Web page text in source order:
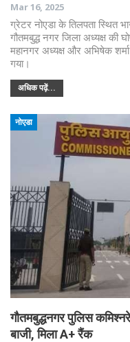
Mar 16, 2025
ग्रेटर नोएडा के तिलपता स्थित
गौतमबुद्ध नगर जिला अध्यक्ष की
महानगर अध्यक्ष और अभिषेक शर्मा
गया।
अधिक पढ़ें...
नोएडा
गौतमबुद्धनगर पुलिस
बाजी, मिला A+ रैंक